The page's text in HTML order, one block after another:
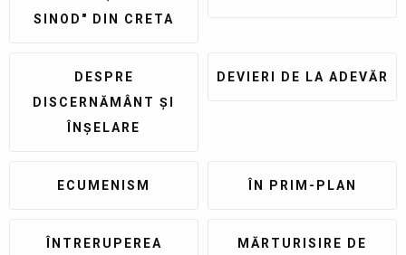
SINOD" DIN CRETA
DESPRE
DISCERNĂMÂNT ȘI
ÎNȘELARE
DEVIERI DE LA ADEVĂR
ECUMENISM ÎN PRIM-PLAN
ÎNTRERUPEREA
MĂRTURISIRE DE